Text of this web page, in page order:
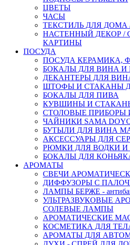
ЦВЕТЫ
ЧАСЫ
ТЕКСТИЛЬ ДЛЯ
НАСТЕННЫЙ ДЕКОР /
КАРТИНЫ
ПОСУДА
ПОСУДА КЕРАМИКА,
БОКАЛЫ ДЛЯ ВИНА
ДЕКАНТЕРЫ ДЛЯ
ШТОФЫ И СТАКАНЫ
БОКАЛЫ ДЛЯ ПИВА
КУВШИНЫ И
СТОЛОВЫЕ ПРИБОРЫ
ЧАЙНИКИ SAMA
БУТЫЛИ ДЛЯ ВИНА
АКСЕССУАРЫ ДЛЯ
РЮМКИ ДЛЯ ВОДКИ И
БОКАЛЫ ДЛЯ
АРОМАТЫ
СВЕЧИ
ДИФФУЗОРЫ С
ЛАМПЫ БЕРЖЕ -
УЛЬТРАЗВУКОВЫЕ
СОЛЕВЫЕ ЛАМПЫ
АРОМАТИЧЕСКИЕ
КОСМЕТИКА ДЛЯ
АРОМАТЫ ДЛЯ